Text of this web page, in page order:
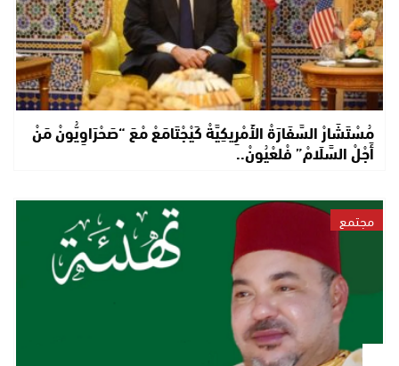
مُسْتَشَارْ السَّفَارَةْ الأَمْرِيكِيَّةْ كَيْجْتَامَعْ مْعَ “صَحْرَاوِيُّونْ مَنْ
أَجْلْ السَّلَامْ” فْلعْيُونْ..
مجتمع